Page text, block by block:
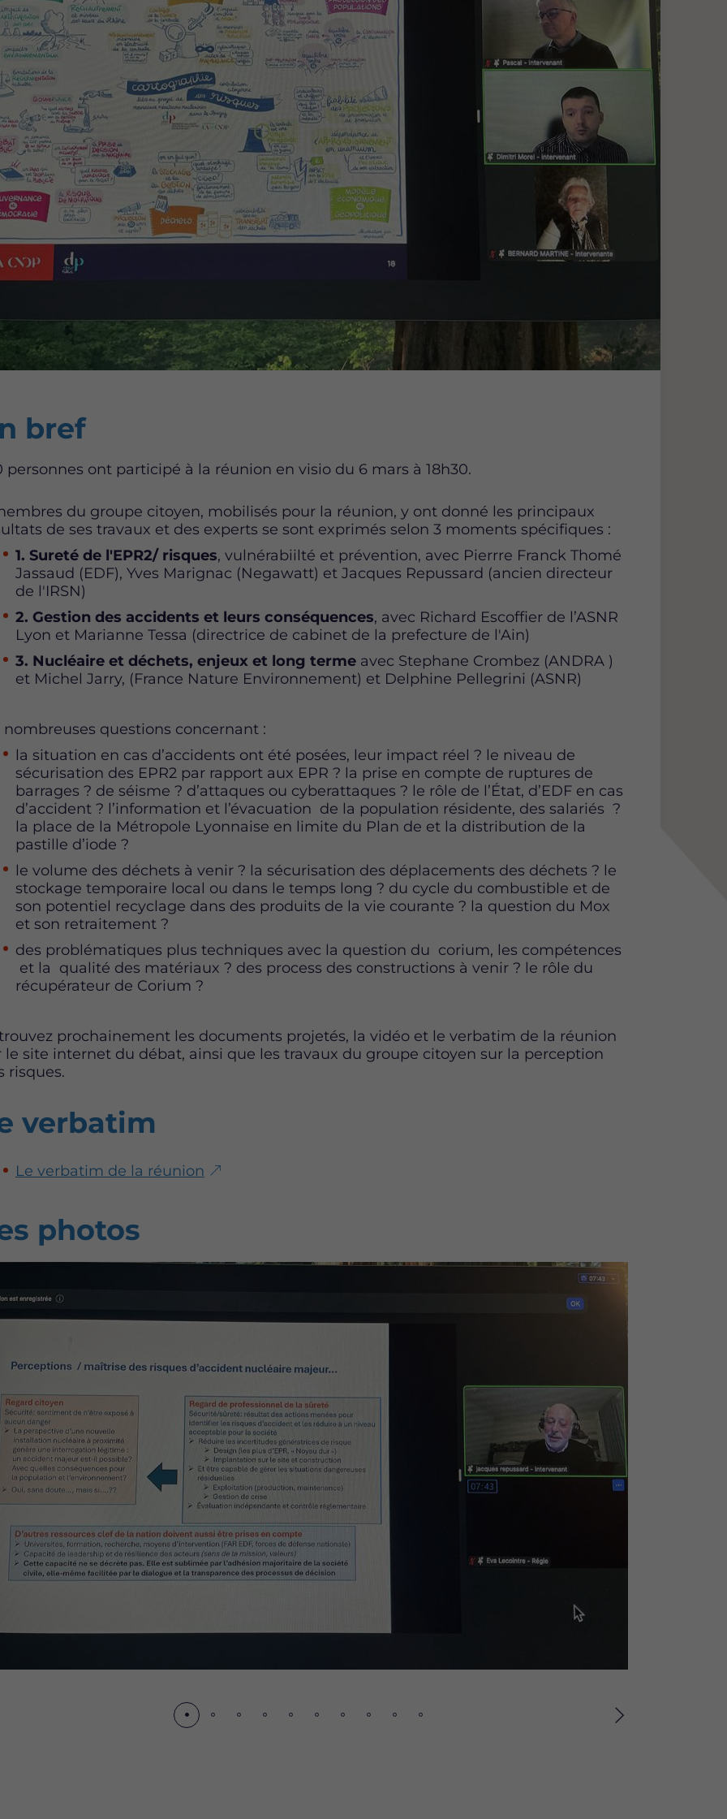
bref
personnes ont participé à la réunion en visio du 6 mars à 18h30.
du groupe citoyen, mobilisés pour la réunion, y ont donné les principaux
de ses travaux et des experts se sont exprimés selon 3 moments spécifiques :
1. Sureté de l'EPR2/ risques, vulnérabiilté et prévention, avec Pierrre Franck Thomé
Jassaud (EDF), Yves Marignac (Negawatt) et Jacques Repussard (ancien directeur
de l'IRSN)
2. Gestion des accidents et leurs conséquences, avec Richard Escoffier de l’ASNR
Lyon et Marianne Tessa (directrice de cabinet de la prefecture de l'Ain)
3. Nucléaire et déchets, enjeux et long terme avec Stephane Crombez (ANDRA )
et Michel Jarry, (France Nature Environnement) et Delphine Pellegrini (ASNR)
nombreuses questions concernant :
la situation en cas d’accidents ont été posées, leur impact réel ? le niveau de
sécurisation des EPR2 par rapport aux EPR ? la prise en compte de ruptures de
barrages ? de séisme ? d’attaques ou cyberattaques ? le rôle de l’État, d’EDF en cas
d’accident ? l’information et l’évacuation de la population résidente, des salariés ?
la place de la Métropole Lyonnaise en limite du Plan de et la distribution de la
pastille d’iode ?
le volume des déchets à venir ? la sécurisation des déplacements des déchets ? le
stockage temporaire local ou dans le temps long ? du cycle du combustible et de
son potentiel recyclage dans des produits de la vie courante ? la question du Mox
et son retraitement ?
des problématiques plus techniques avec la question du corium, les compétences
et la qualité des matériaux ? des process des constructions à venir ? le rôle du
récupérateur de Corium ?
prochainement les documents projetés, la vidéo et le verbatim de la réunion
le site internet du débat, ainsi que les travaux du groupe citoyen sur la perception
risques.
verbatim
Le verbatim de la réunion
photos
Suivant